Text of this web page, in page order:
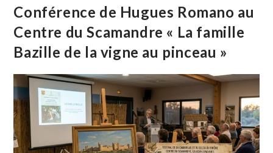
De
Beauvoisin
Est
Allée
Conférence de Hugues Romano au
Centre du Scamandre « La famille
Bazille de la vigne au pinceau »